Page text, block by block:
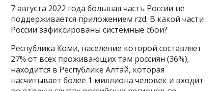
7 августа 2022 года большая часть России не
поддерживается приложением rzd. В какой части
России зафиксированы системные сбои?
Республика Коми, население которой составляет
27% от всех проживающих там россиян (36%),
находится в Республике Алтай, которая
насчитывает более 1 миллиона человек и входит